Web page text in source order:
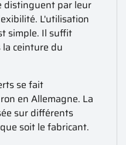
distinguent par leur
L'utilisation
simple. Il suffit
ceinture du
se fait
en Allemagne. La
sur différents
soit le fabricant.